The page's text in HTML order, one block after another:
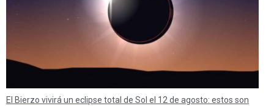
El Bierzo vivirá un eclipse total de Sol el 12 de agosto: estos son